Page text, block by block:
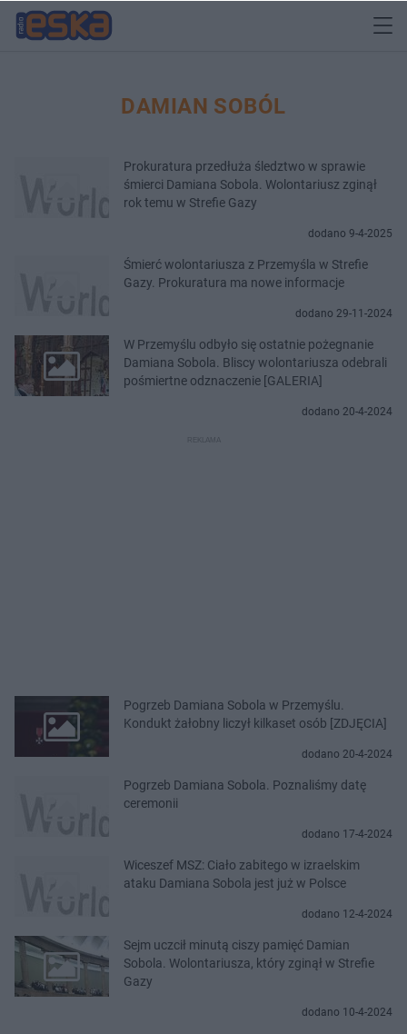
DAMIAN SOBÓL
Prokuratura przedłuża śledztwo w sprawie
śmierci Damiana Sobola. Wolontariusz zginął
rok temu w Strefie Gazy
dodano 9-4-2025
Śmierć wolontariusza z Przemyśla w Strefie
Gazy. Prokuratura ma nowe informacje
dodano 29-11-2024
W Przemyślu odbyło się ostatnie pożegnanie
Damiana Sobola. Bliscy wolontariusza odebrali
pośmiertne odznaczenie [GALERIA]
dodano 20-4-2024
Pogrzeb Damiana Sobola w Przemyślu.
Kondukt żałobny liczył kilkaset osób [ZDJĘCIA]
dodano 20-4-2024
Pogrzeb Damiana Sobola. Poznaliśmy datę
ceremonii
dodano 17-4-2024
Wiceszef MSZ: Ciało zabitego w izraelskim
ataku Damiana Sobola jest już w Polsce
dodano 12-4-2024
Sejm uczcił minutą ciszy pamięć Damian
Sobola. Wolontariusza, który zginął w Strefie
Gazy
dodano 10-4-2024